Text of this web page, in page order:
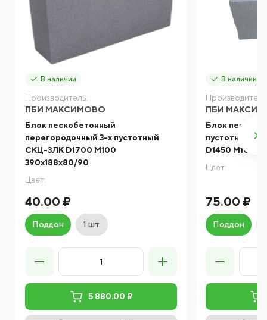
В наличии
Производитель:
ПБИ МАКСИМОВО
Блок пескобетонный
перегородочный 3-х пустотный
СКЦ-3ЛК D1700 М100
390x188x80/90
Цвет:
40.00 ₽
Поддон 1 шт.
5 880.00 ₽
В наличии
ПБИ
Блок
пустотный
D1450 М100
Цвет:
75.00 ₽
Поддон